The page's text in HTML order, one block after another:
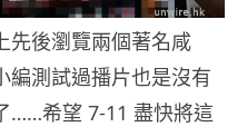
後瀏覽兩個著名咸
編測試過播片也是沒有
……希望 7-11 盡快將這